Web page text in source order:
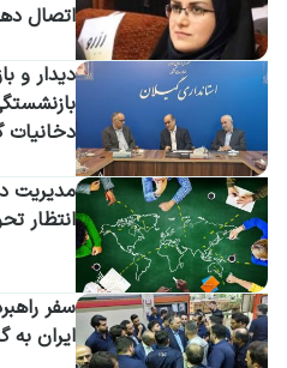
اتصال
دخانیات
انتظار
ایران به